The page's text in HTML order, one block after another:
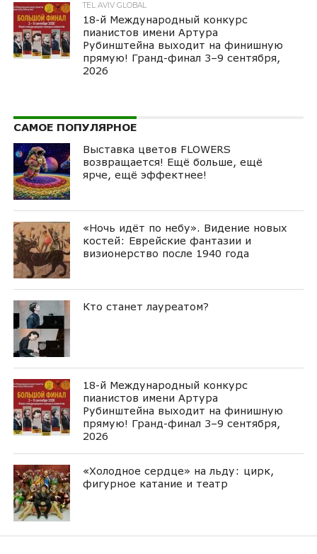
TEL AVIV GLOBAL
18-й Международный конкурс
пианистов имени Артура
Рубинштейна выходит на финишную
прямую! Гранд-финал 3–9 сентября,
2026
САМОЕ ПОПУЛЯРНОЕ
Выставка цветов FLOWERS
возвращается! Ещё больше, ещё
ярче, ещё эффектнее!
«Ночь идёт по небу». Видение новых
костей: Еврейские фантазии и
визионерство после 1940 года
Кто станет лауреатом?
18-й Международный конкурс
пианистов имени Артура
Рубинштейна выходит на финишную
прямую! Гранд-финал 3–9 сентября,
2026
«Холодное сердце» на льду: цирк,
фигурное катание и театр